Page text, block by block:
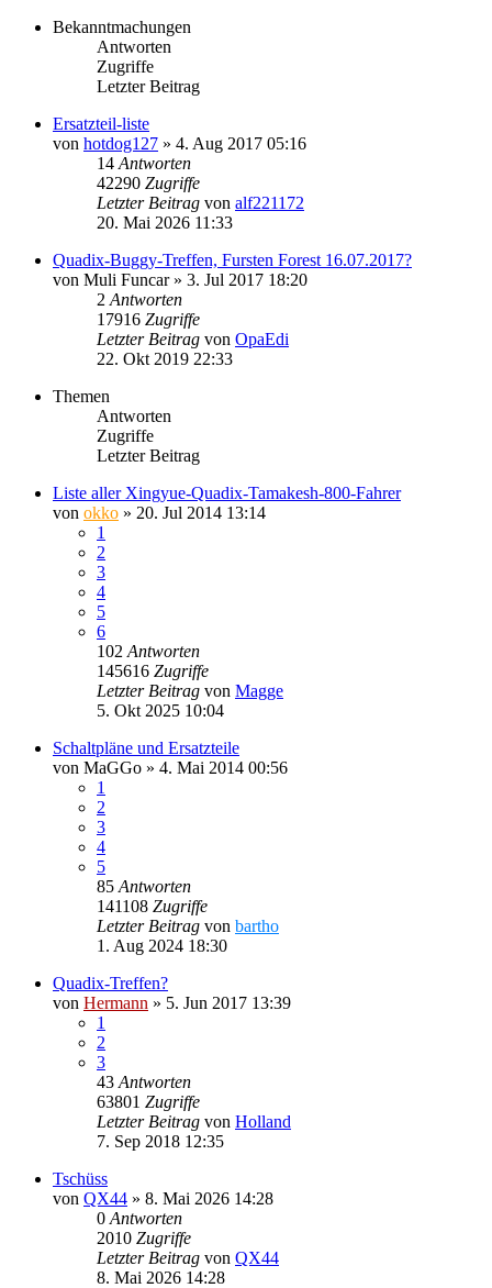
Bekanntmachungen
Antworten
Zugriffe
Letzter Beitrag
Ersatzteil-liste
von hotdog127 » 4. Aug 2017 05:16
14 Antworten
42290 Zugriffe
Letzter Beitrag von alf221172
20. Mai 2026 11:33
Quadix-Buggy-Treffen, Fursten Forest 16.07.2017?
von Muli Funcar» 3. Jul 2017 18:20
2 Antworten
17916 Zugriffe
Letzter Beitrag von OpaEdi
22. Okt 2019 22:33
Themen
Antworten
Zugriffe
Letzter Beitrag
Liste aller Xingyue-Quadix-Tamakesh-800-Fahrer
von okko » 20. Jul 2014 13:14
1
2
3
4
5
6
102 Antworten
145616 Zugriffe
Letzter Beitrag von Magge
5. Okt 2025 10:04
Schaltpläne und Ersatzteile
von MaGGo » 4. Mai 2014 00:56
1
2
3
4
5
85 Antworten
141108 Zugriffe
Letzter Beitrag von bartho
1. Aug 2024 18:30
Quadix-Treffen?
von Hermann » 5. Jun 2017 13:39
1
2
3
43 Antworten
63801 Zugriffe
Letzter Beitrag von Holland
7. Sep 2018 12:35
Tschüss
von QX44 » 8. Mai 2026 14:28
0 Antworten
2010 Zugriffe
Letzter Beitrag von QX44
8. Mai 2026 14:28